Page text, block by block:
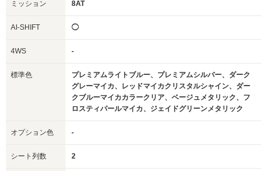
ミッション 8AT
AI-SHIFT ◯
4WS -
標準色
プレミアムライトブルー、プレミアムシルバー、ダーク
グレーマイカ、レッドマイカクリスタルシャイン、ダー
クブルーマイカカラークリア、ベージュメタリック、フ
ロスティパールマイカ、ジェイドグリーンメタリック
オプション色 -
シート列数 2